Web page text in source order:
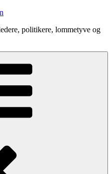
politikere, lommetyve og